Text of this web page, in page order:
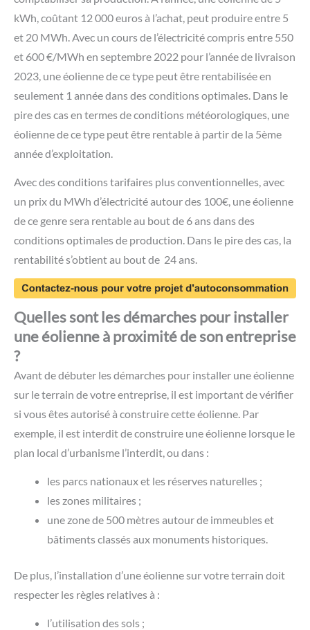
kWh, coûtant 12 000 euros à l’achat, peut produire entre 5
et 20 MWh. Avec un cours de l’électricité compris entre 550
et 600 €/MWh en septembre 2022 pour l’année de livraison
2023, une éolienne de ce type peut être rentabilisée en
seulement 1 année dans des conditions optimales. Dans le
pire des cas en termes de conditions météorologiques, une
éolienne de ce type peut être rentable à partir de la 5ème
année d’exploitation.
Avec des conditions tarifaires plus conventionnelles, avec
un prix du MWh d’électricité autour des 100€, une éolienne
de ce genre sera rentable au bout de 6 ans dans des
conditions optimales de production. Dans le pire des cas, la
rentabilité s’obtient au bout de 24 ans.
Quelles sont les démarches pour installer
une éolienne à proximité de son entreprise
?
Avant de débuter les démarches pour installer une éolienne
sur le terrain de votre entreprise, il est important de vérifier
si vous êtes autorisé à construire cette éolienne. Par
exemple, il est interdit de construire une éolienne lorsque le
plan local d’urbanisme l’interdit, ou dans :
les parcs nationaux et les réserves naturelles ;
les zones militaires ;
une zone de 500 mètres autour de immeubles et
bâtiments classés aux monuments historiques.
De plus, l’installation d’une éolienne sur votre terrain doit
respecter les règles relatives à :
l’utilisation des sols ;